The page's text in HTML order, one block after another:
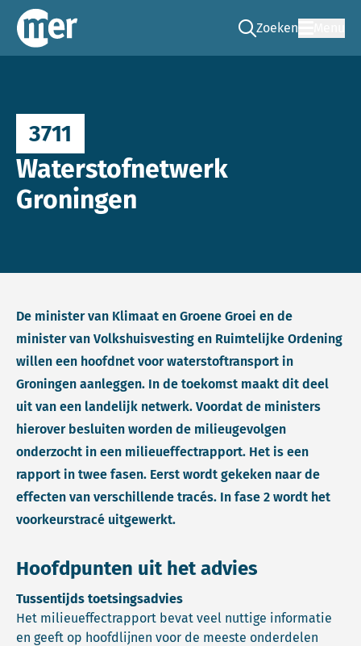
Commissie mer
Zoeken
Ga naar de zoek
3711
Waterstofnetwerk
Groningen
De minister van Klimaat en Groene Groei en de
minister van Volkshuisvesting en Ruimtelijke Ordening
willen een hoofdnet voor waterstoftransport in
Groningen aanleggen. In de toekomst maakt dit deel
uit van een landelijk netwerk. Voordat de ministers
hierover besluiten worden de milieugevolgen
onderzocht in een milieueffectrapport. Het is een
rapport in twee fasen. Eerst wordt gekeken naar de
effecten van verschillende tracés. In fase 2 wordt het
voorkeurstracé uitgewerkt.
Hoofdpunten uit het advies
Tussentijds toetsingsadvies
Het milieueffectrapport bevat veel nuttige informatie
en geeft op hoofdlijnen voor de meeste onderdelen